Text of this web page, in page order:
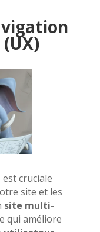
est cruciale
site et les
site multi-
qui améliore